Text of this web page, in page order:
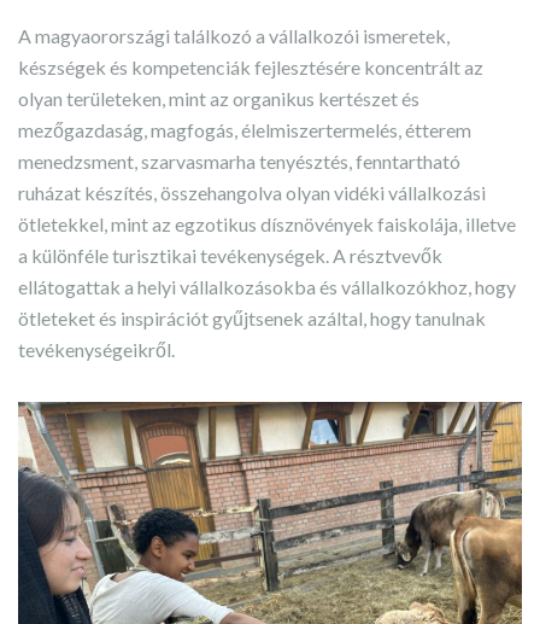
A magyaorországi találkozó a vállalkozói ismeretek,
készségek és kompetenciák fejlesztésére koncentrált az
olyan területeken, mint az organikus kertészet és
mezőgazdaság, magfogás, élelmiszertermelés, étterem
menedzsment, szarvasmarha tenyésztés, fenntartható
ruházat készítés, összehangolva olyan vidéki vállalkozási
ötletekkel, mint az egzotikus dísznövények faiskolája, illetve
a különféle turisztikai tevékenységek. A résztvevők
ellátogattak a helyi vállalkozásokba és vállalkozókhoz, hogy
ötleteket és inspirációt gyűjtsenek azáltal, hogy tanulnak
tevékenységeikről.